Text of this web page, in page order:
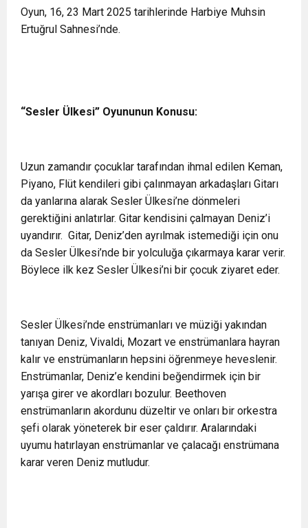
Oyun, 16, 23 Mart 2025 tarihlerinde Harbiye Muhsin
Ertuğrul Sahnesi’nde.
“Sesler Ülkesi” Oyununun Konusu:
Uzun zamandır çocuklar tarafından ihmal edilen Keman,
Piyano, Flüt kendileri gibi çalınmayan arkadaşları Gitarı
da yanlarına alarak Sesler Ülkesi’ne dönmeleri
gerektiğini anlatırlar. Gitar kendisini çalmayan Deniz’i
uyandırır. Gitar, Deniz’den ayrılmak istemediği için onu
da Sesler Ülkesi’nde bir yolculuğa çıkarmaya karar verir.
Böylece ilk kez Sesler Ülkesi’ni bir çocuk ziyaret eder.
Sesler Ülkesi’nde enstrümanları ve müziği yakından
tanıyan Deniz, Vivaldi, Mozart ve enstrümanlara hayran
kalır ve enstrümanların hepsini öğrenmeye heveslenir.
Enstrümanlar, Deniz’e kendini beğendirmek için bir
yarışa girer ve akordları bozulur. Beethoven
enstrümanların akordunu düzeltir ve onları bir orkestra
şefi olarak yöneterek bir eser çaldırır. Aralarındaki
uyumu hatırlayan enstrümanlar ve çalacağı enstrümana
karar veren Deniz mutludur.